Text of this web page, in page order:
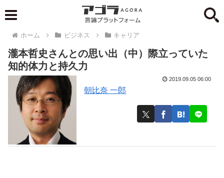
ホーム ビジネス キャリア
瀧本哲史さんとの思い出（中）際立っていた
知的体力と持久力
朝比奈 一郎
2019.09.05 06:00